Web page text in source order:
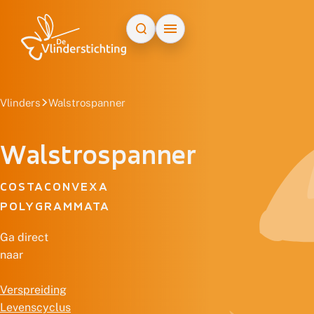
Vlinders Walstrospanner
Walstrospanner
COSTACONVEXA
POLYGRAMMATA
Ga direct
naar
Verspreiding
Levenscyclus